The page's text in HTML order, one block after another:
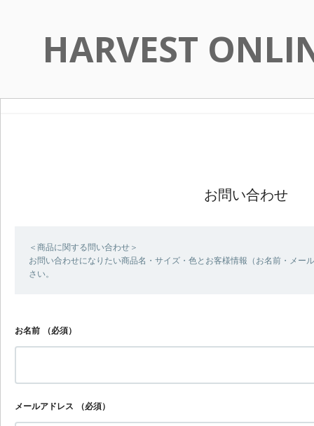
HARVEST
お問い合わせ
＜商品に関する問い合わせ＞
お問い合わせになりたい商品名・サイズ・色とお客様情報（お名前・メー
さい。
お名前 （必須）
メールアドレス （必須）